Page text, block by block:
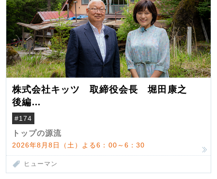
株式会社キッツ 取締役会長 堀田康之
後編
米国駐在でも浮かんだ八ヶ岳 山小屋を営
んだ父母
#174
トップの源流
2026年8月8日（土）よる6：00～6：30
ヒューマン